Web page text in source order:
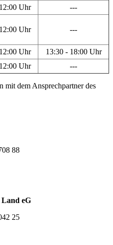
Uhr ---
Uhr ---
Uhr
13:30 - 18:00 Uhr
Uhr ---
mit dem Ansprechpartner des
88
eG
25